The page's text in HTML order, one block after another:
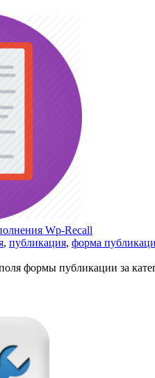
Wp-Recall
, публикация, форма
формы публикации за